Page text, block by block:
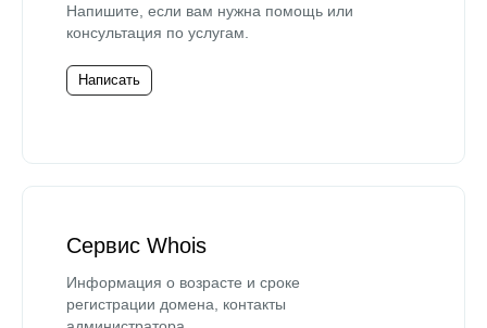
Напишите, если вам нужна помощь или
консультация по услугам.
Написать
Сервис Whois
Информация о возрасте и сроке
регистрации домена, контакты